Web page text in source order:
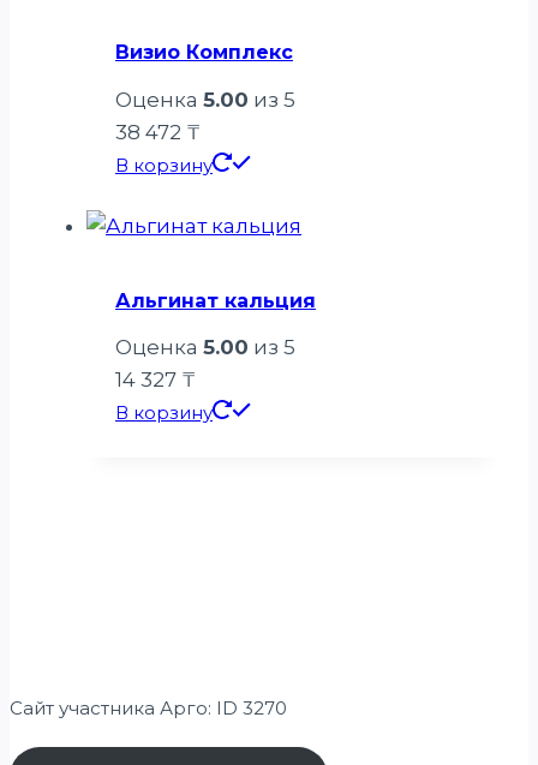
Визио Комплекс
Оценка 5.00 из 5
38 472 ₸
В корзину
Альгинат кальция
Оценка 5.00 из 5
14 327 ₸
В корзину
Сайт участника Арго: ID 3270